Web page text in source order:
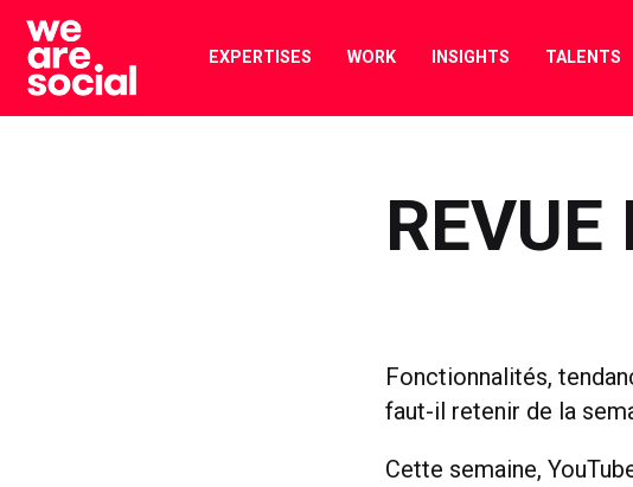
Skip
content
EXPERTISES WORK INSIGHTS TALENTS
Fonctionnalités,
faut-il retenir de la
Cette semaine,